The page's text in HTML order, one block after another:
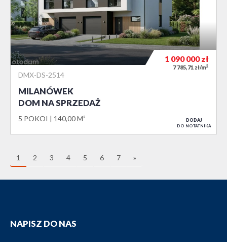
DMX-DS-2514
MILANÓWEK
DOM NA SPRZEDAŻ
5 POKOI 140,00 M²
1 090 000zł
7 785,71 zł/m2
DODAJ
DO NOTATNIKA
1 2 3 4 5 6 7 »
NAPISZ DO NAS